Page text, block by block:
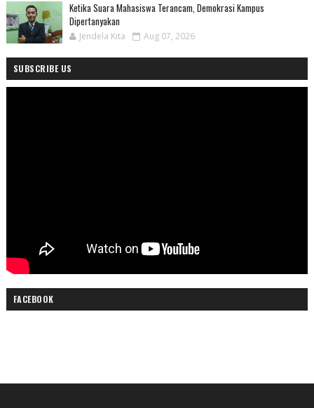
Ketika Suara Mahasiswa Terancam, Demokrasi Kampus
Dipertanyakan
Jendela Kita Aug 07, 2026
SUBSCRIBE US
FACEBOOK